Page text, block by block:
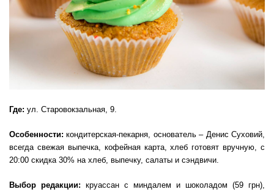
Где: ул. Старовокзальная, 9.
Особенности:кондитерская-пекарня, основатель – Денис Суховий,
всегда свежая выпечка, кофейная карта, хлеб готовят вручную, с
20:00 скидка 30% на хлеб, выпечку, салаты и сэндвичи.
Выбор редакции: круассан с миндалем и шоколадом (59 грн),